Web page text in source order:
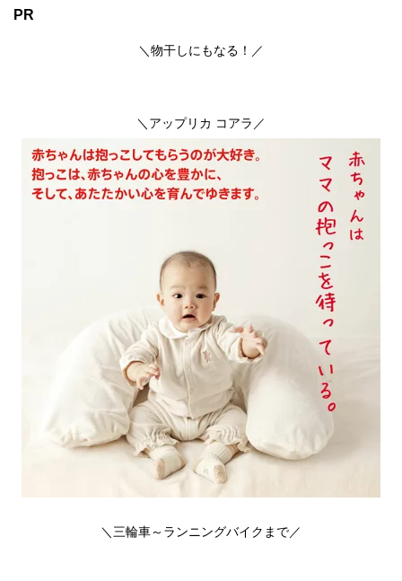
PR
＼物干しにもなる！／
＼アップリカ コアラ／
＼三輪車～ランニングバイクまで／